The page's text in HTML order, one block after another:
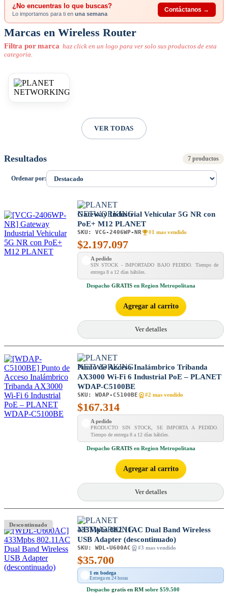
¿No encuentras lo que buscas?
Lo importamos para ti en una semana
Contáctanos →
Marcas en Wireless Router
Filtra por marca haz click en un logo para ver solo sus productos de esta
categoria.
VER TODAS
Resultados 7 productos
Ordenar por:
Gateway Industrial Vehicular 5G NR con
PoE+ M12 PLANET
SKU: VCG-2406WP-NR #1 mas vendido
$2.197.097
A pedido
SIN STOCK - IMPORTADO BAJO PEDIDO. Tiempo de
entrega 8 a 12 días hábiles.
Despacho GRATIS en Region Metropolitana
Agregar al carrito
Ver detalles
Punto de Acceso Inalámbrico Tribanda
AX3000 Wi-Fi 6 Industrial PoE – PLANET
WDAP-C5100BE
SKU: WDAP-C5100BE #2 mas vendido
$167.314
A pedido
PRODUCTO SIN STOCK, SE IMPORTA A PEDIDO.
Tiempo de entrega 8 a 12 días hábiles.
Despacho GRATIS en Region Metropolitana
Agregar al carrito
Ver detalles
Descontinuado
433Mpbs 802.11AC Dual Band Wireless
USB Adapter (descontinuado)
SKU: WDL-U600AC #3 mas vendido
$35.700
1 en bodega
Entrega en 24 horas
Despacho gratis en RM sobre $59.500